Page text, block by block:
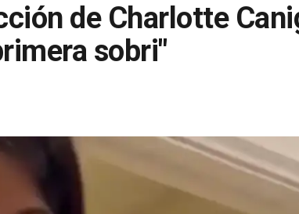
de Charlotte
sobri"